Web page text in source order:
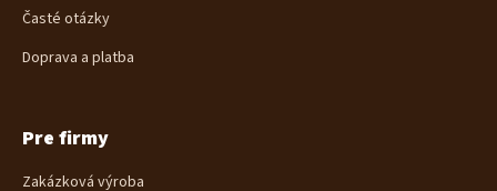
Časté otázky
Doprava a platba
Pre firmy
Zakázková výroba